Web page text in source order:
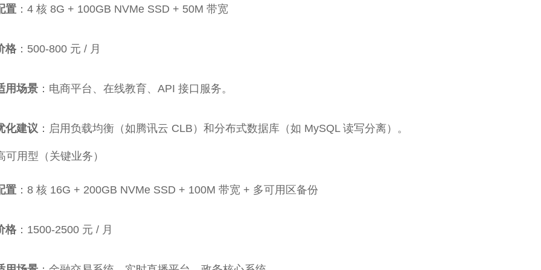
置 ：4 核 8G + 100GB NVMe SSD + 50M 带宽
格：500-800 元 / 月
用场景 ：电商平台、在线教育、API 接口服务。
化建议 ：启用负载均衡（如腾讯云 CLB）和分布式数据库（如 MySQL 读写分离）。
可用型（关键业务）
置 ：8 核 16G + 200GB NVMe SSD + 100M 带宽 + 多可用区备份
格：1500-2500 元 / 月